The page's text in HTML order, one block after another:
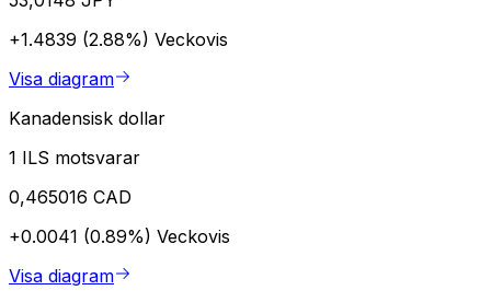
+1.4839 (2.88%) Veckovis
Visa diagram
Kanadensisk dollar
1 ILS motsvarar
0,465016 CAD
+0.0041 (0.89%) Veckovis
Visa diagram